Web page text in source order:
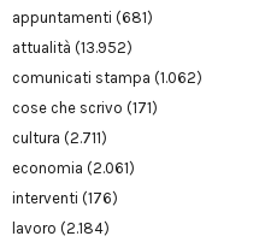
appuntamenti (681)
attualità (13.952)
comunicati stampa (1.062)
cose che scrivo (171)
cultura (2.711)
economia (2.061)
interventi (176)
lavoro (2.184)